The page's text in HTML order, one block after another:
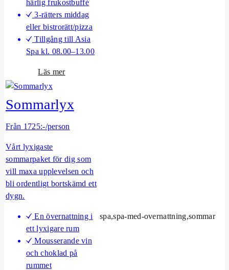
härlig frukostbuffé
3-rätters middag
eller bistrorätt/pizza
Tillgång till Asia
Spa kl. 08.00–13.00
Läs mero
s
a
p
a
F
i
l
y
Sommarlyx
Från 1725:-/person
Vårt lyxigaste
sommarpaket för dig som
vill maxa upplevelsen och
bli ordentligt bortskämd ett
dygn.
En övernattning i
ett lyxigare rum
Mousserande vin
och choklad på
rummet
spa,spa-med-overnattning,sommar